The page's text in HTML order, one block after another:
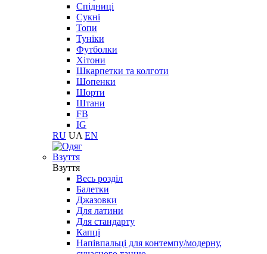
Спідниці
Сукні
Топи
Туніки
Футболки
Хітони
Шкарпетки та колготи
Шопенки
Шорти
Штани
FB
IG
RU UA EN
Взуття
Взуття
Весь розділ
Балетки
Джазовки
Для латини
Для стандарту
Капці
Напівпальці для контемпу/модерну,